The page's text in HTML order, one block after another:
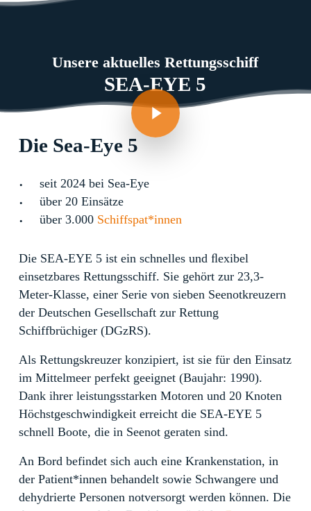
Unsere aktuelles Rettungsschiff
SEA-EYE 5
Play Video
Play Video
Die Sea-Eye 5
seit 2024 bei Sea-Eye
über 20 Einsätze
über 3.000 Schiffspat*innen
Die SEA-EYE 5 ist ein schnelles und ﬂexibel
einsetzbares Rettungsschiff. Sie gehört zur 23,3-
Meter-Klasse, einer Serie von sieben Seenotkreuzern
der Deutschen Gesellschaft zur Rettung
Schiffbrüchiger (DGzRS).
Als Rettungskreuzer konzipiert, ist sie für den Einsatz
im Mittelmeer perfekt geeignet (Baujahr: 1990).
Dank ihrer leistungsstarken Motoren und 20 Knoten
Höchstgeschwindigkeit erreicht die SEA-EYE 5
schnell Boote, die in Seenot geraten sind.
An Bord befindet sich auch eine Krankenstation, in
der Patient*innen behandelt sowie Schwangere und
dehydrierte Personen notversorgt werden können. Die